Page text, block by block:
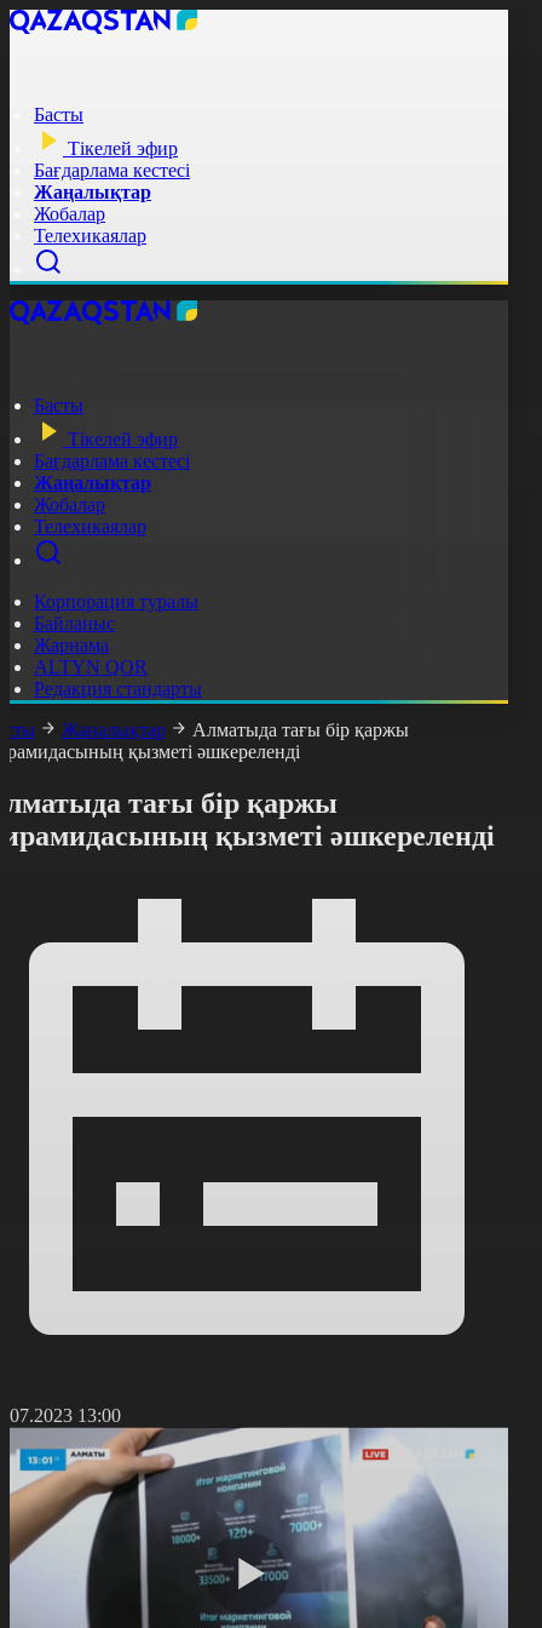
Басты
Тікелей эфир
Бағдарлама кестесі
Жаңалықтар
Жобалар
Телехикаялар
Басты
Тікелей эфир
Бағдарлама кестесі
Жаңалықтар
Жобалар
Телехикаялар
Корпорация туралы
Байланыс
Жарнама
ALTYN QOR
Редакция стандарты
Жаңалықтар
Алматыда тағы бір қаржы
қызметі әшкереленді
тағы бір қаржы
қызметі әшкереленді
13:00